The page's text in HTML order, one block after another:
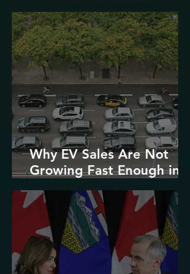
Environmental Justice
Why EV Sales Are Not
Growing Fast Enough in
North America